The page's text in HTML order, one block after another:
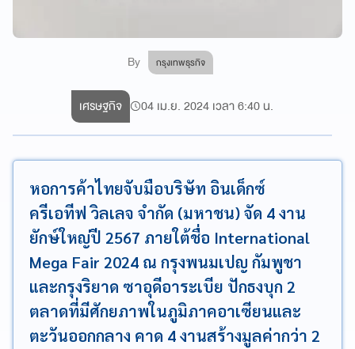
By กรุงเทพธุรกิจ
เศรษฐกิจ 04 เม.ย. 2024 เวลา 6:40 น.
หอการค้าไทยจับมือบริษัท อินเด็กซ์
ครีเอทีฟ วิลเลจ จำกัด (มหาชน) จัด 4 งาน
ยักษ์ใหญ่ปี 2567 ภายใต้ชื่อ International
Mega Fair 2024 ณ กรุงพนมเปญ กัมพูชา
และกรุงริยาด ซาอุดีอาระเบีย ปักธงบุก 2
ตลาดที่มีศักยภาพในภูมิภาคอาเซียนและ
ตะวันออกกลาง คาด 4 งานสร้างมูลค่ากว่า 2